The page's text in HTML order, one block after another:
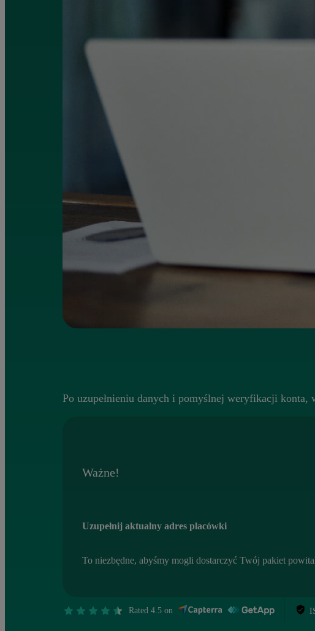
Po uzupełnieniu danych i pomyślnej weryfikacji konta,
Ważne!
Uzupełnij aktualny adres placówki
To niezbędne, abyśmy mogli dostarczyć Twój pakiet
Rated 4.5 on